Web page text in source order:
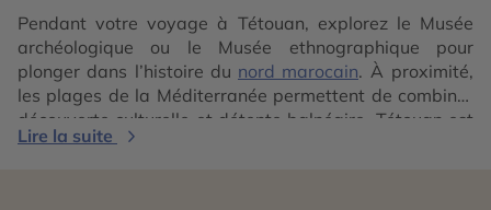
Pendant votre voyage à Tétouan, explorez le Musée
archéologique ou le Musée ethnographique pour
plonger dans l’histoire du nord marocain. À proximité,
les plages de la Méditerranée permettent de combiner
découverte culturelle et détente balnéaire. Tétouan est
une destination paisible et raffinée, idéale pour les
Lire la suite